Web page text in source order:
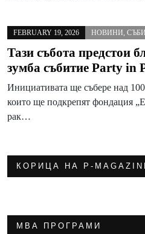
FEBRUARY 19, 2026 НОВИНИ
Тази събота предстои
зумба събитие Party
Инициативата ще събере над
които ще подкрепят фондация
рак…
КОРИЦА НА P-
МВА ПРОГРАМИ